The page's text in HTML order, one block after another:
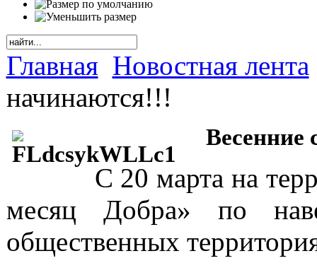
Главная Новостная лента
начинаются!!!
Весенние
С 20 марта на
месяц Добра» по
общественных